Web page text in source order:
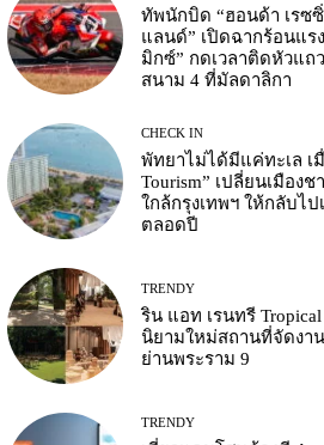
ทัพนักบิด “ฮอนด้า เรซ
แลนด์” เปิดฉากร้อนแร
มิกซ์” กดเวลาติดหัวแถ
สนาม 4 ที่มัลดาลิกา
CHECK IN
พัทยาไม่ได้มีแค่ทะเล เ
Tourism” เปลี่ยนเมืองช
ใกล้กรุงเทพฯ ให้กลับไป
ตลอดปี
TRENDY
ริน แอท เรนทรี Tropical
นิยามใหม่สถานที่จัดงา
ย่านพระราม 9
TRENDY